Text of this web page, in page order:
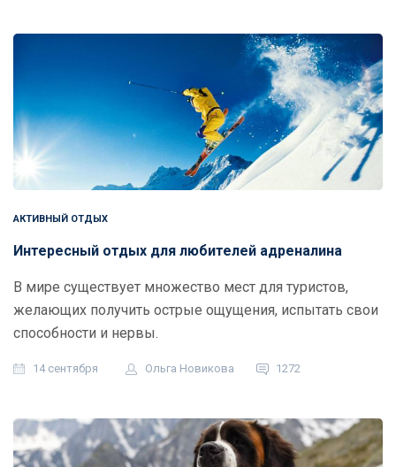
АКТИВНЫЙ ОТДЫХ
Интересный отдых для любителей адреналина
В мире существует множество мест для туристов,
желающих получить острые ощущения, испытать свои
способности и нервы.
14 сентября Ольга Новикова 1272